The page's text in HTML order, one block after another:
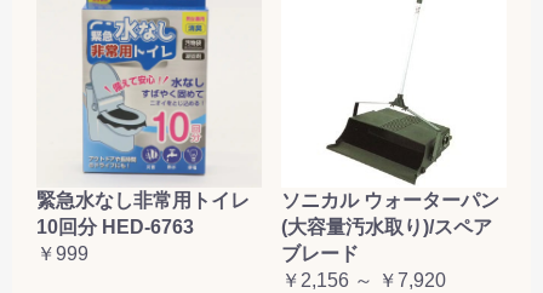
緊急水なし非常用トイレ
10回分 HED-6763
￥999
ソニカル ウォーターパン
(大容量汚水取り)/スペア
ブレード
￥2,156 ～ ￥7,920